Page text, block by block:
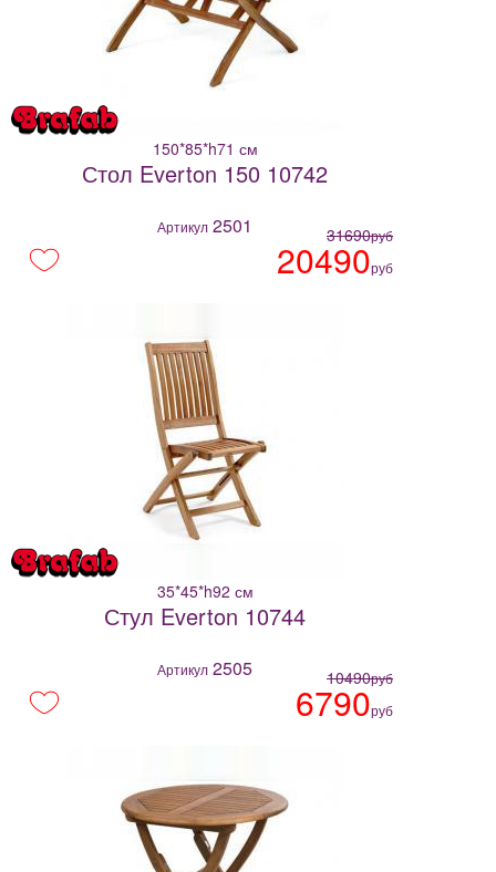
150*85*h71 см
Стол Everton 150 10742
Артикул 2501 31690руб
20490руб
35*45*h92 см
Стул Everton 10744
Артикул 2505 10490руб
6790руб